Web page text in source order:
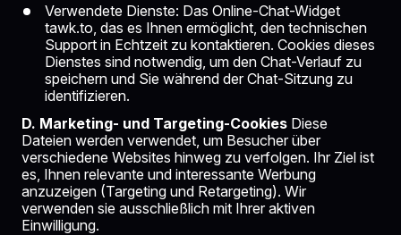
Verwendete Dienste: Das Online-Chat-Widget
tawk.to, das es Ihnen ermöglicht, den technischen
Support in Echtzeit zu kontaktieren. Cookies dieses
Dienstes sind notwendig, um den Chat-Verlauf zu
speichern und Sie während der Chat-Sitzung zu
identifizieren.
D. Marketing- und Targeting-Cookies Diese
Dateien werden verwendet, um Besucher über
verschiedene Websites hinweg zu verfolgen. Ihr Ziel ist
es, Ihnen relevante und interessante Werbung
anzuzeigen (Targeting und Retargeting). Wir
verwenden sie ausschließlich mit Ihrer aktiven
Einwilligung.